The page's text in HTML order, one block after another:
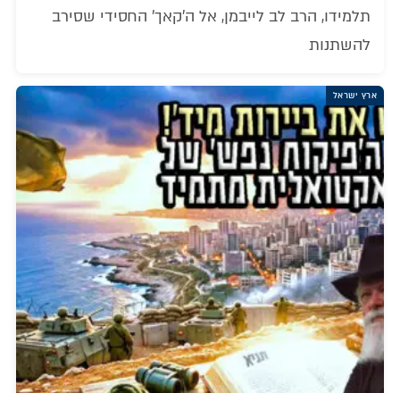
תלמידו, הרב לב לייבמן, אל ה'קאך' החסידי שסירב
להשתנות
ארץ ישראל